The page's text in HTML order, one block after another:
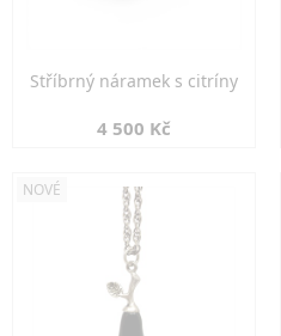
Stříbrný náramek s citríny
4 500 Kč
NOVÉ